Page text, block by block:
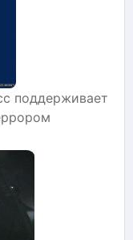
поддерживает